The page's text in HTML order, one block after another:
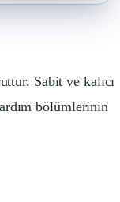
Sabit ve kalıcı
bölümlerinin